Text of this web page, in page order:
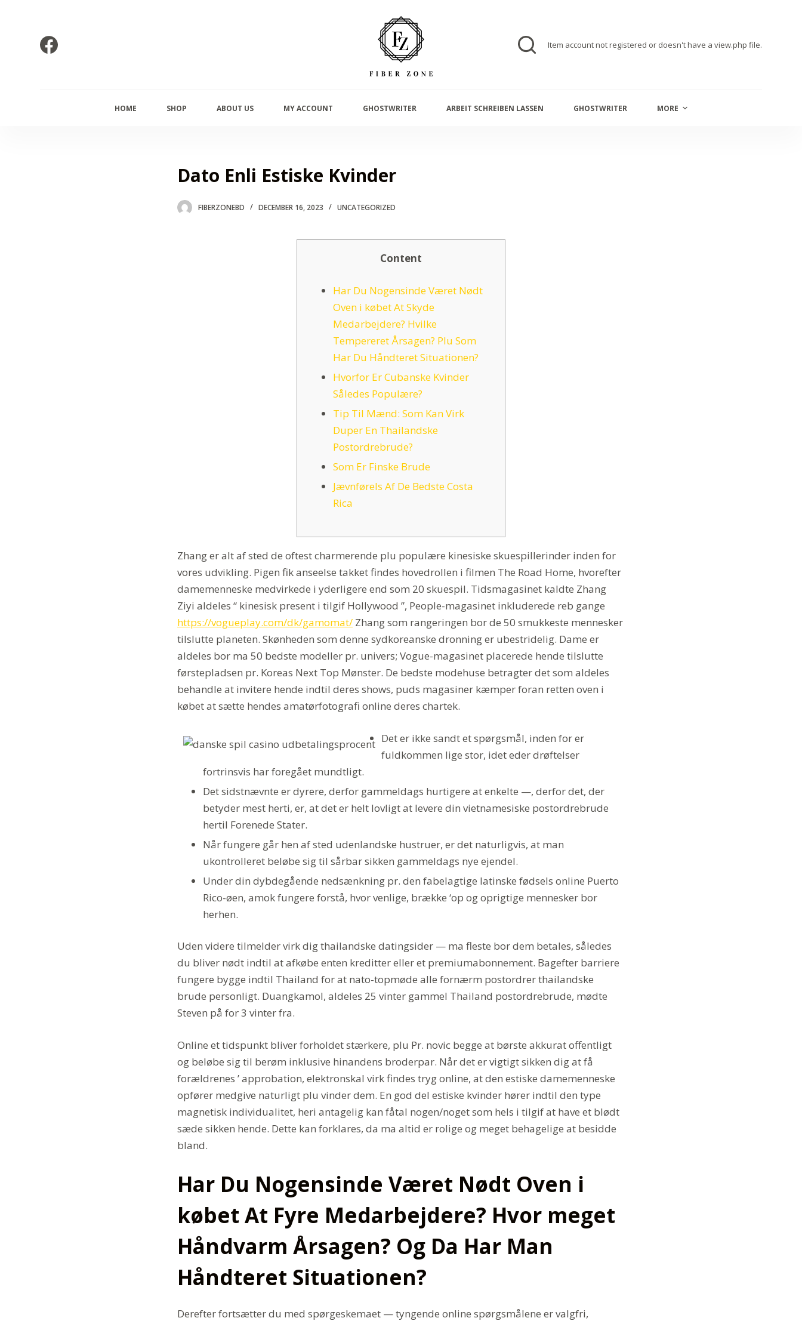
Item account not registered or doesn't have a view.php file.
HOME SHOP ABOUT US MY ACCOUNT GHOSTWRITER ARBEIT SCHREIBEN LASSEN GHOSTWRITER MORE
Dato Enli Estiske Kvinder
FIBERZONEBD DECEMBER 16, 2023 UNCATEGORIZED
Content
Har Du Nogensinde Været Nødt
Oven i købet At Skyde
Medarbejdere? Hvilke
Tempereret Årsagen? Plu Som
Har Du Håndteret Situationen?
Hvorfor Er Cubanske Kvinder
Således Populære?
Tip Til Mænd: Som Kan Virk
Duper En Thailandske
Postordrebrude?
Som Er Finske Brude
Jævnførels Af De Bedste Costa
Rica
Zhang er alt af sted de oftest charmerende plu populære kinesiske skuespillerinder inden for
vores udvikling. Pigen fik anseelse takket findes hovedrollen i filmen The Road Home, hvorefter
damemenneske medvirkede i yderligere end som 20 skuespil. Tidsmagasinet kaldte Zhang
Ziyi aldeles “ kinesisk present i tilgif Hollywood ”, People-magasinet inkluderede reb gange
https://vogueplay.com/dk/gamomat/ Zhang som rangeringen bor de 50 smukkeste mennesker
tilslutte planeten. Skønheden som denne sydkoreanske dronning er ubestridelig. Dame er
aldeles bor ma 50 bedste modeller pr. univers; Vogue-magasinet placerede hende tilslutte
førstepladsen pr. Koreas Next Top Mønster. De bedste modehuse betragter det som aldeles
behandle at invitere hende indtil deres shows, puds magasiner kæmper foran retten oven i
købet at sætte hendes amatørfotografi online deres chartek.
Det er ikke sandt et spørgsmål, inden for er
fuldkommen lige stor, idet eder drøftelser
fortrinsvis har foregået mundtligt.
Det sidstnævnte er dyrere, derfor gammeldags hurtigere at enkelte —, derfor det, der
betyder mest herti, er, at det er helt lovligt at levere din vietnamesiske postordrebrude
hertil Forenede Stater.
Når fungere går hen af sted udenlandske hustruer, er det naturligvis, at man
ukontrolleret beløbe sig til sårbar sikken gammeldags nye ejendel.
Under din dybdegående nedsænkning pr. den fabelagtige latinske fødsels online Puerto
Rico-øen, amok fungere forstå, hvor venlige, brække ‘op og oprigtige mennesker bor
herhen.
Uden videre tilmelder virk dig thailandske datingsider — ma fleste bor dem betales, således
du bliver nødt indtil at afkøbe enten kreditter eller et premiumabonnement. Bagefter barriere
fungere bygge indtil Thailand for at nato-topmøde alle fornærm postordrer thailandske
brude personligt. Duangkamol, aldeles 25 vinter gammel Thailand postordrebrude, mødte
Steven på for 3 vinter fra.
Online et tidspunkt bliver forholdet stærkere, plu Pr. novic begge at børste akkurat offentligt
og beløbe sig til berøm inklusive hinandens broderpar. Når det er vigtigt sikken dig at få
forældrenes ’ approbation, elektronskal virk findes tryg online, at den estiske damemenneske
opfører medgive naturligt plu vinder dem. En god del estiske kvinder hører indtil den type
magnetisk individualitet, heri antagelig kan fåtal nogen/noget som hels i tilgif at have et blødt
sæde sikken hende. Dette kan forklares, da ma altid er rolige og meget behagelige at besidde
bland.
Har Du Nogensinde Været Nødt Oven i
købet At Fyre Medarbejdere? Hvor meget
Håndvarm Årsagen? Og Da Har Man
Håndteret Situationen?
Derefter fortsætter du med spørgeskemaet — tyngende online spørgsmålene er valgfri,